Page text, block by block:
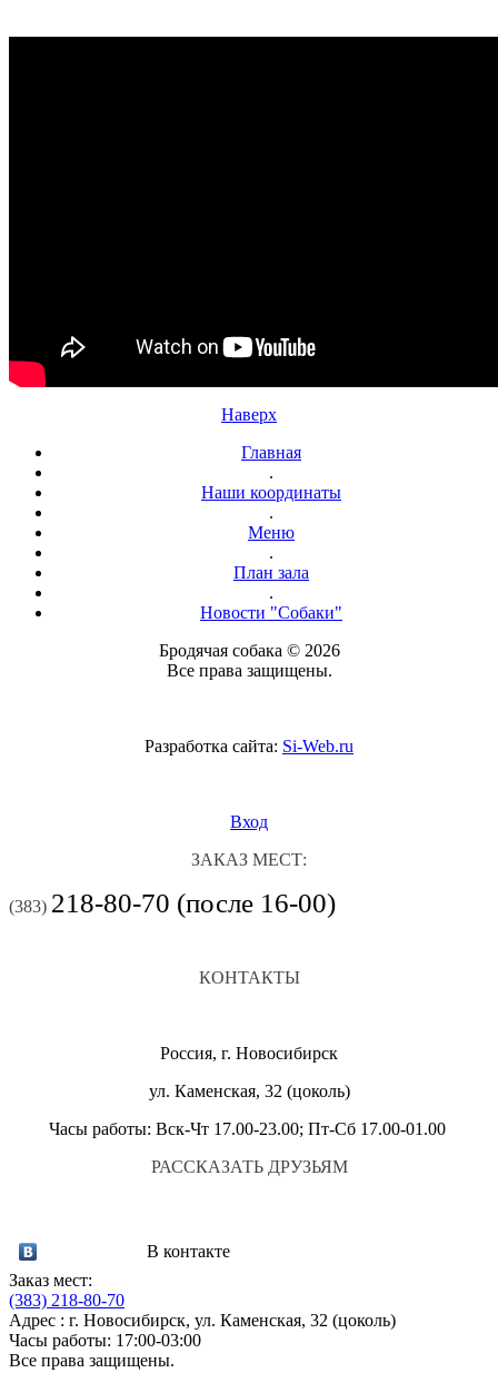
Наверх
Главная
.
Наши координаты
.
Меню
.
План зала
.
Новости "Собаки"
Бродячая собака © 2026
Все права защищены.
Разработка сайта: Si-Web.ru
Вход
ЗАКАЗ МЕСТ:
(383) 218-80-70 (после 16-00)
КОНТАКТЫ
Россия, г. Новосибирск
ул. Каменская, 32 (цоколь)
Часы работы: Вск-Чт 17.00-23.00; Пт-Сб 17.00-01.00
РАССКАЗАТЬ ДРУЗЬЯМ
В контакте
Заказ мест:
(383) 218-80-70
Адрес : г. Новосибирск, ул. Каменская, 32 (цоколь)
Часы работы: 17:00-03:00
Все права защищены.